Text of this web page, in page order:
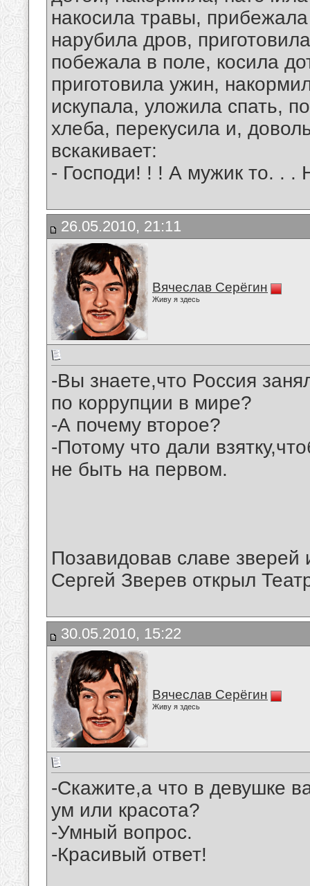
накосила травы,
нарубила дров,
побежала в поле, косила
приготовила ужин,
искупала, уложила спать,
хлеба, перекусила и,
вскакивает:
- Господи! ! ! А мужик то. . .
26.05.2010, 21:11
Вячеслав Серёгин
Живу я здесь
-Вы знаете,что Россия
по коррупции в мире?
-А почему второе?
-Потому что дали
не быть на первом.
Позавидовав славе
Сергей Зверев открыл
30.05.2010, 15:22
Вячеслав Серёгин
Живу я здесь
-Скажите,а что в девушке
ум или красота?
-Умный вопрос.
-Красивый ответ!